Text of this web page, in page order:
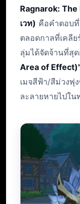
Ragnarok:
เวท) คือคำตอบ
ตลอดกาลที่เคลีย
ลุ่มได้จัดจ้านที่สุ
Area of
เมจสีฟ้า/สีม่วงพุ่
ละลายหายไปใน